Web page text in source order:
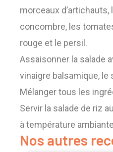
morceaux d’artichauts,
concombre, les
rouge et le persil.
Assaisonner la salade
vinaigre balsamique, le
Mélanger tous les
Servir la salade de riz
à température
Nos autres